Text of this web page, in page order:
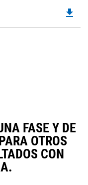
file_download
FASE Y DE
OTROS
CON